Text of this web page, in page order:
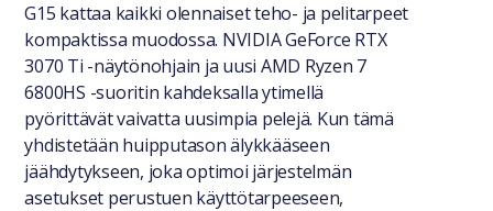
G15 kattaa kaikki olennaiset teho- ja pelitarpeet
kompaktissa muodossa. NVIDIA GeForce RTX
3070 Ti -näytönohjain ja uusi AMD Ryzen 7
6800HS -suoritin kahdeksalla ytimellä
pyörittävät vaivatta uusimpia pelejä. Kun tämä
yhdistetään huipputason älykkääseen
jäähdytykseen, joka optimoi järjestelmän
asetukset perustuen käyttötarpeeseen,